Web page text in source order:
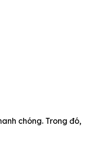
chóng. Trong đó,